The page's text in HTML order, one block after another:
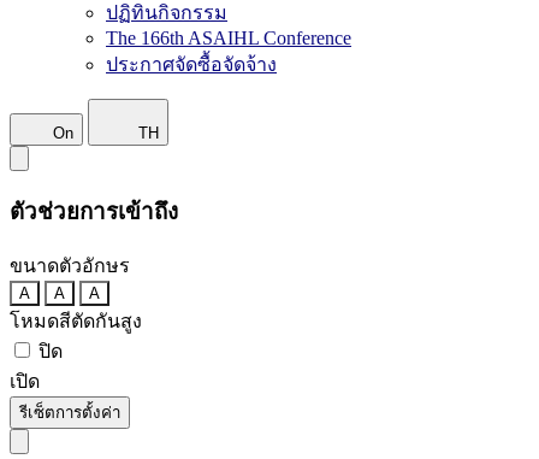
ปฏิทินกิจกรรม
The 166th ASAIHL Conference
ประกาศจัดซื้อจัดจ้าง
On TH
ตัวช่วยการเข้าถึง
ขนาดตัวอักษร
A A A
โหมดสีตัดกันสูง
ปิด
เปิด
รีเซ็ตการตั้งค่า